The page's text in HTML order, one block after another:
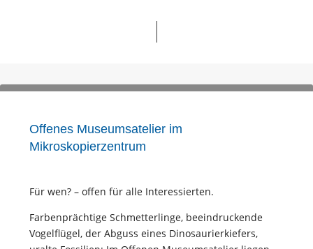
Offenes Museumsatelier im
Mikroskopierzentrum
Für wen? – offen für alle Interessierten.
Farbenprächtige Schmetterlinge, beeindruckende
Vogelflügel, der Abguss eines Dinosaurierkiefers,